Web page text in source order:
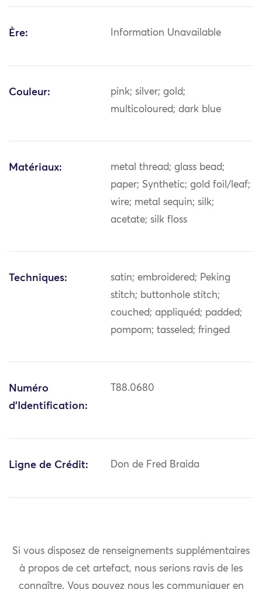
Ère: Information Unavailable
Couleur:
pink; silver; gold;
multicoloured; dark blue
Matériaux:
metal thread; glass bead;
paper; Synthetic; gold foil/leaf;
wire; metal sequin; silk;
acetate; silk floss
Techniques:
satin; embroidered; Peking
stitch; buttonhole stitch;
couched; appliquéd; padded;
pompom; tasseled; fringed
Numéro
d'Identification:
T88.0680
Ligne de Crédit: Don de Fred Braida
Si vous disposez de renseignements supplémentaires
à propos de cet artefact, nous serions ravis de les
connaître. Vous pouvez nous les communiquer en